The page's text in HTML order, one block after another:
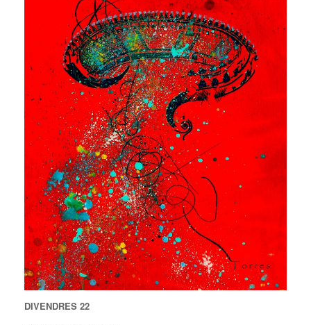
DIVENDRES 22